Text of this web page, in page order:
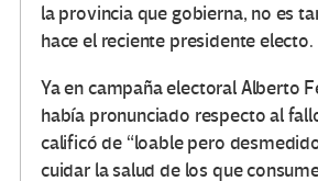
la provincia que gobierna, no es
hace el reciente presidente electo.
Ya en campaña electoral Alberto
había pronunciado respecto al
calificó de “loable pero
cuidar la salud de los que